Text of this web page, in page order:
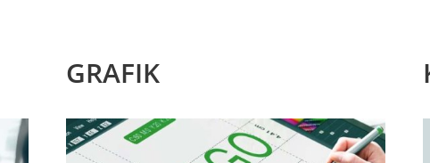
GRAFIK